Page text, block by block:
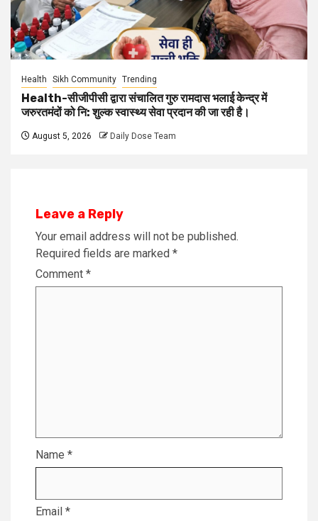
Health Sikh Community Trending
Health-सीजीपीसी द्वारा संचालित गुरु रामदास भलाई केन्द्र में
जरुरतमंदों को नि: शुल्क स्वास्थ्य सेवा प्रदान की जा रही है।
August 5, 2026 Daily Dose Team
Leave a Reply
Your email address will not be published.
Required fields are marked *
Comment *
Name *
Email *